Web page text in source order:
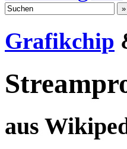
Grafikchip
aus